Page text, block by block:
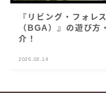
『リビング・フォレ
（BGA）』の遊び方
介！
2025.02.14